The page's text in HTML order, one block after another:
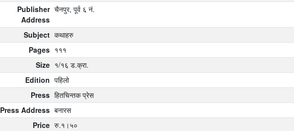
Publisher
Address
चैनपुर, पूर्व ६ नं.
Subject कथाहरु
Pages १११
Size १/१६ ड.क्रा‌.
Edition पहिलो
Press हितचिन्तक प्रेस
Press Address बनारस
Price रु.१।५०